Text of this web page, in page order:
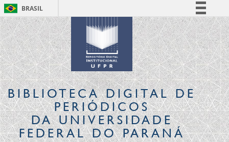
BRASIL
Simplifique!
Comunica BR
Participe
Acesso à informação
Legislação
Canais
BIBLIOTECA DIGITALDE
PERIÓDICOS
DA UNIVERSIDADE
FEDERAL DO PARANÁ